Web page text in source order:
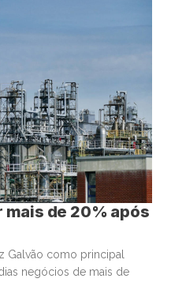
mais de 20% após
Galvão como principal
negócios de mais de